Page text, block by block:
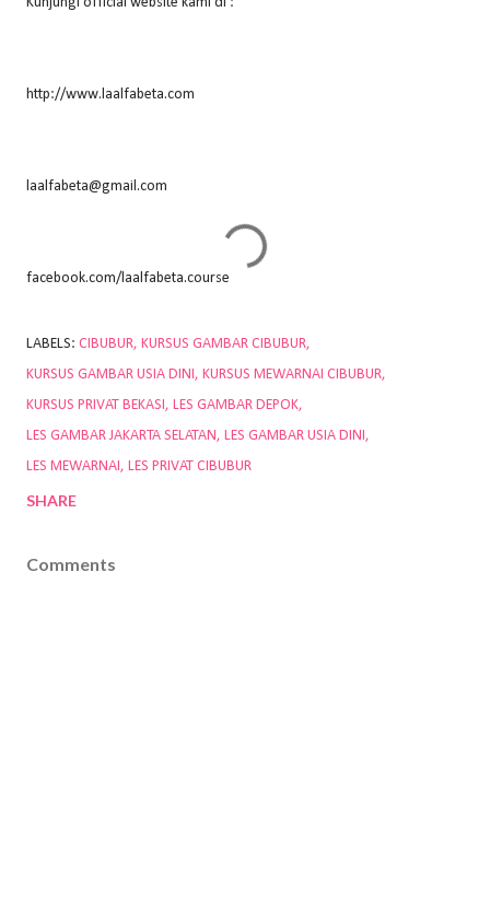
http://www.laalfabeta.com
laalfabeta@gmail.com
facebook.com/laalfabeta.course
LABELS: CIBUBUR KURSUS GAMBAR CIBUBUR
KURSUS GAMBAR USIA DINI
KURSUS MEWARNAI CIBUBUR
KURSUS PRIVAT BEKASI
LES GAMBAR DEPOK
LES GAMBAR JAKARTA SELATAN
LES GAMBAR USIA DINI
LES MEWARNAI
LES PRIVAT CIBUBUR
SHARE
Comments